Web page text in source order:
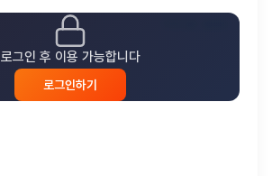
로그인 후 이용 가능합니다
로그인하기